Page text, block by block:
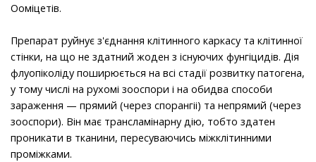
Ооміцетів.
Препарат руйнує з'єднання клітинного каркасу та клітинної
стінки, на що не здатний жоден з існуючих фунгіцидів. Дія
флуопіколіду поширюється на всі стадії розвитку патогена,
у тому числі на рухомі зооспори і на обидва способи
зараження — прямий (через спорангіі) та непрямий (через
зооспори). Він має трансламінарну дію, тобто здатен
проникати в тканини, пересуваючись міжклітинними
проміжками.